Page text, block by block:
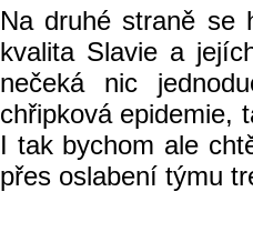
Na druhé straně se
kvalita Slavie a
nečeká nic
chřipková epidemie,
I tak bychom ale
přes oslabení týmu